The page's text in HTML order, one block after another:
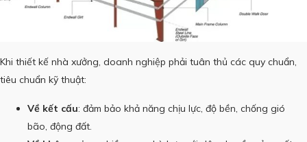
Khi thiết kế nhà xưởng, doanh nghiệp phải tuân thủ các quy chuẩn,
tiêu chuẩn kỹ thuật:
Về kết cấu: đảm bảo khả năng chịu lực, độ bền, chống gió
bão, động đất.